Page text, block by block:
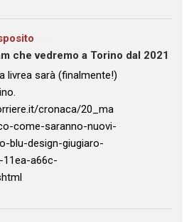
che vedremo a Torino dal 2021
livrea sarà (finalmente!)
cronaca/20_ma
come-saranno-nuovi-
blu-design-giugiaro-
11ea-a66c-